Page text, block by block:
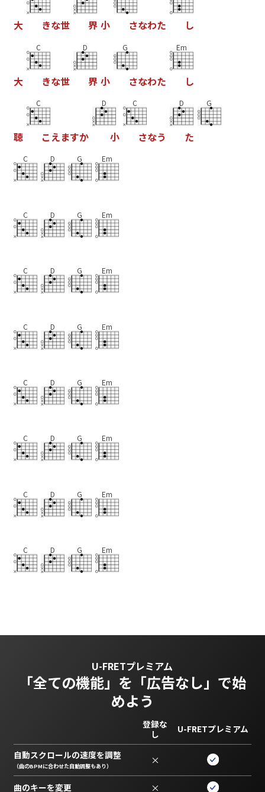
大 きな世 界 小 さなわた し
大
C
きな世
D
界 小
G
さなわた
Em
し
聴
C
こえますか
D
小
C
さなう
D
た
G
C D G Em
C D G Em
C D G Em
C D G Em
C D G Em
C D G Em
C D G Em
C D G Em
U-FRETプレミアム
「全ての機能」を 「広告なし」で始
めよう
登録な
し
U-FRETプレミアム
自動スクロールの速度を調整
（曲のBPMに合わせた自動調整もあり） ×
曲のキーを変更 ×